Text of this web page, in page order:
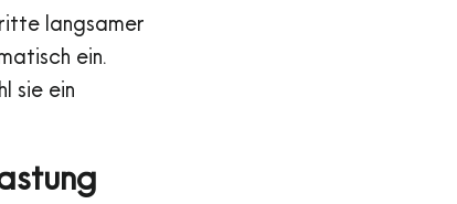
langsamer
ein.
sie ein